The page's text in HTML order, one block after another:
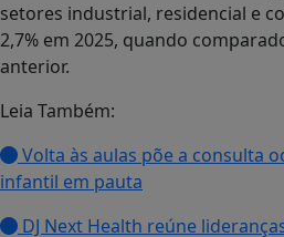
setores industrial, residencial e
2,7% em 2025, quando
anterior.
Leia Também:
Volta às aulas põe a consulta
infantil em pauta
DJ Next Health reúne